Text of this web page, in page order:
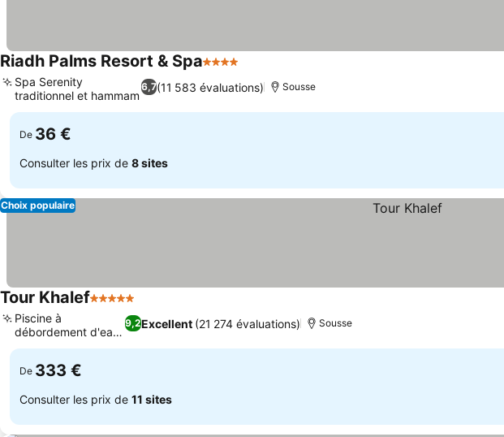
Riadh Palms Resort & Spa4 Étoiles
6,7(11 583 évaluations)
Spa Serenity
traditionnel et hammam
Sousse
De 36 €
Consulter les prix de 8 sites
Choix populaire
Tour Khalef5 Étoiles
9,2Excellent (21 274 évaluations)
Piscine à
débordement d'eau
salée
Sousse
De 333 €
Consulter les prix de 11 sites